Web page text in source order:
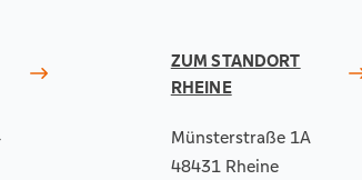
ZUM STANDORT
RHEINE
Münsterstraße 1A
48431 Rheine